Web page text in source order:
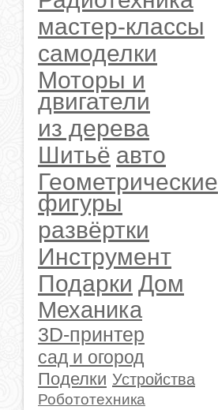
мастер-классы
самоделки
Моторы и
двигатели
из дерева
Шитьё авто
Геометрические
фигуры
развёртки
Инструмент
Подарки Дом
Механика
3D-принтер
сад и огород
Поделки Устройства
Робототехника